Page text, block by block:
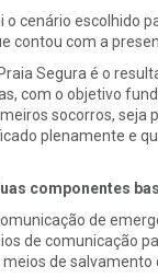
cenário escolhido
contou com a
Segura é o
com o objetivo
socorros,
plenamente e
componentes
de
de comunicação
de